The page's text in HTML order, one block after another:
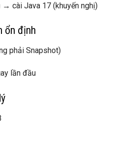
→ cài Java 17(khuyến nghị)
ổn định
phải Snapshot)
lần đầu